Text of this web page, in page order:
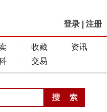
登录 注册
收藏
资讯
交易